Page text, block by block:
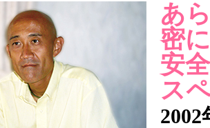
あ
密
安
ス